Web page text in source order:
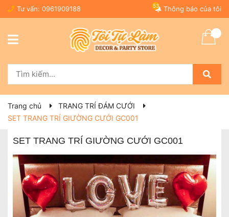
Tư vấn: 0961909188 Thông báo của tôi
53
Trang chủ
TRANG TRÍ ĐÁM CƯỚI
SET TRANG TRÍ GIƯỜNG CƯỚI GC001
SET TRANG TRÍ GIƯỜNG CƯỚI GC001